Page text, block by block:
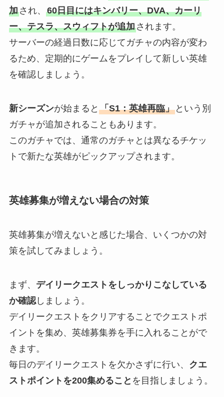
加され、 60日目にはキンバリー、DVA、カーリ
ー、テスラ、スウィフトが追加されます。
サーバーの経過日数に応じてガチャの内容が変わ
るため、定期的にゲームをプレイして新しい英雄
を確認しましょう。
新シーズンが始まると 「S1：英雄再臨」という別
ガチャが追加されることもあります。
このガチャでは、通常のガチャとは異なるチケッ
トで新たな英雄がピックアップされます。
英雄募集が増えない場合の対策
英雄募集が増えないと感じた場合、いくつかの対
策を試してみましょう。
まず、 デイリークエストをしっかりこなしている
か確認しましょう。
デイリークエストをクリアすることでクエストポ
イントを集め、英雄募集券を手に入れることがで
きます。
毎日のデイリークエストを欠かさずに行い、 クエ
ストポイントを200集めること を目指しましょう。